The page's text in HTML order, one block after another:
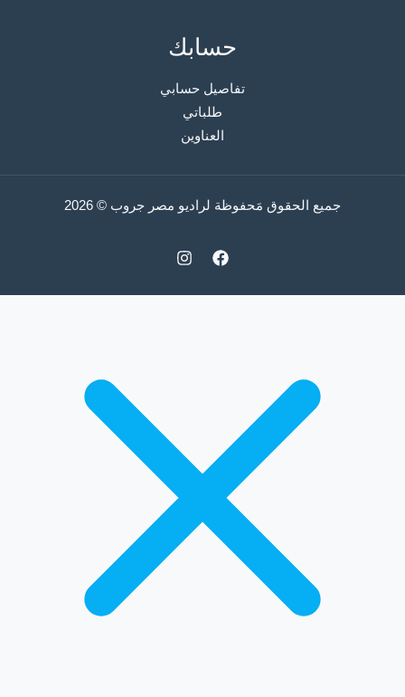
حسابك
تفاصيل حسابي
طلباتي
العناوين
جميع الحقوق مَحفوظة لراديو مصر جروب © 2026